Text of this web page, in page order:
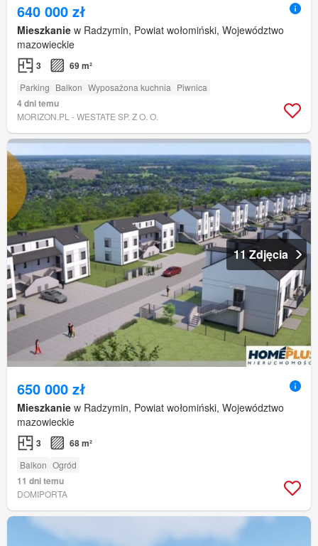
640 000 zł
Mieszkanie w Radzymin, Powiat wołomiński, Województwo
mazowieckie
3 69 m²
Parking Balkon Wyposażona kuchnia Piwnica
4 dni temu
MORIZON.PL - WESTATE SP. Z O. O.
11 Zdjęcia
650 000 zł
Mieszkanie w Radzymin, Powiat wołomiński, Województwo
mazowieckie
3 68 m²
Balkon Ogród
11 dni temu
DOMIPORTA